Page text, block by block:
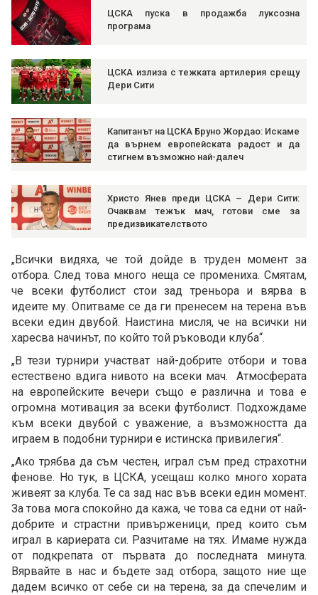
ЦСКА пуска в продажба луксозна
програма
ЦСКА излиза с тежката артилерия срещу
Дери Сити
Капитанът на ЦСКА Бруно Жордао: Искаме
да върнем европейската радост и да
стигнем възможно най-далеч
Христо Янев преди ЦСКА – Дери Сити:
Очаквам тежък мач, готови сме за
предизвикателството
„Всички видяха, че той дойде в труден момент за
отбора. След това много неща се промениха. Смятам,
че всеки футболист стои зад треньора и вярва в
идеите му. Опитваме се да ги пренесем на терена във
всеки един двубой. Наистина мисля, че на всички ни
харесва начинът, по който той ръководи клуба“.
„В тези турнири участват най-добрите отбори и това
естествено вдига нивото на всеки мач. Атмосферата
на европейските вечери също е различна и това е
огромна мотивация за всеки футболист. Подхождаме
към всеки двубой с уважение, а възможността да
играем в подобни турнири е истинска привилегия“.
„Ако трябва да съм честен, играл съм пред страхотни
фенове. Но тук, в ЦСКА, усещаш колко много хората
живеят за клуба. Те са зад нас във всеки един момент.
За това мога спокойно да кажа, че това са едни от най-
добрите и страстни привърженици, пред които съм
играл в кариерата си. Разчитаме на тях. Имаме нужда
от подкрепата от първата до последната минута.
Вярвайте в нас и бъдете зад отбора, защото ние ще
дадем всичко от себе си на терена, за да спечелим и